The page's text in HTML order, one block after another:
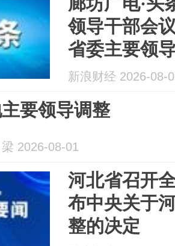
领导干部会
省委主要领
新浪财经 2026-08-
要领导调整
2026-08-01
河北省召开
布中央关于
整的决定